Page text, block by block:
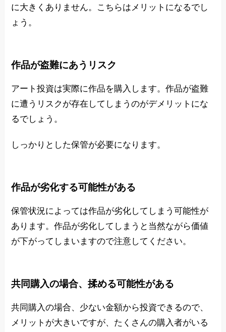
に大きくありません。こちらはメリットになるでし
ょう。
作品が盗難にあうリスク
アート投資は実際に作品を購入します。作品が盗難
に遭うリスクが存在してしまうのがデメリットにな
るでしょう。
しっかりとした保管が必要になります。
作品が劣化する可能性がある
保管状況によっては作品が劣化してしまう可能性が
あります。作品が劣化してしまうと当然ながら価値
が下がってしまいますので注意してください。
共同購入の場合、揉める可能性がある
共同購入の場合、少ない金額から投資できるので、
メリットが大きいですが、たくさんの購入者がいる